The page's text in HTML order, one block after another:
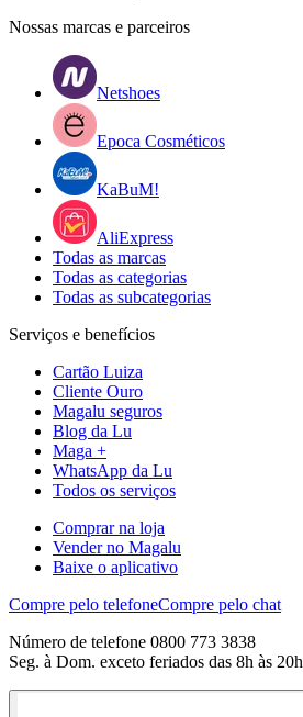
Nossas marcas e parceiros
Netshoes
Epoca Cosméticos
KaBuM!
AliExpress
Todas as marcas
Todas as categorias
Todas as subcategorias
Serviços e benefícios
Cartão Luiza
Cliente Ouro
Magalu seguros
Blog da Lu
Maga +
WhatsApp da Lu
Todos os serviços
Comprar na loja
Vender no Magalu
Baixe o aplicativo
Compre pelo telefoneCompre pelo chat
Número de telefone 0800 773 3838
Seg. à Dom. exceto feriados das 8h às 20h